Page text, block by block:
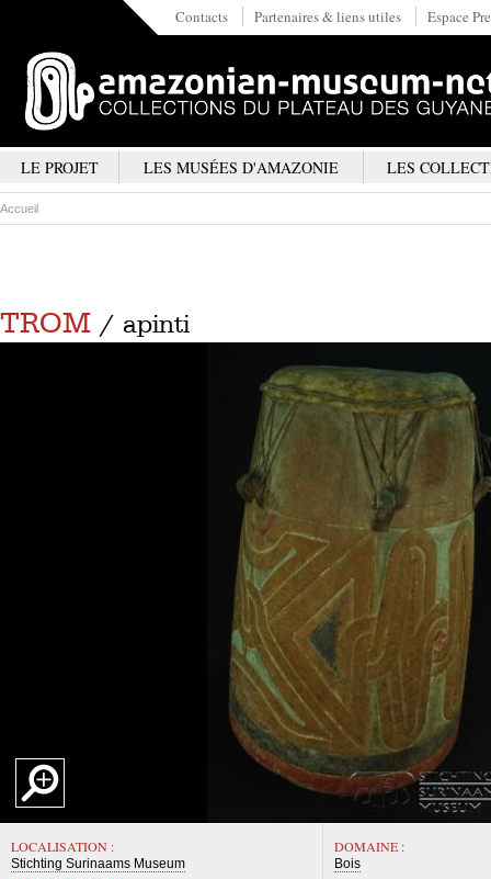
Contacts Partenaires & liens utiles Espace
LE PROJET LES MUSÉES D'AMAZONIE LES
Accueil
TROM / apinti
LOCALISATION :
Stichting Surinaams Museum
DOMAINE :
Bois